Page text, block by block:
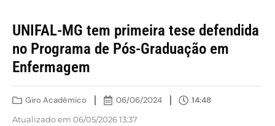
UNIFAL-MG tem primeira tese defendida
no Programa de Pós-Graduação em
Enfermagem
Giro Acadêmico 06/06/2024 14:48
Atualizado em 06/05/2026 13:37